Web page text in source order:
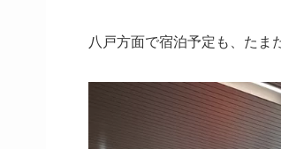
八戸方面で宿泊予定も、たま